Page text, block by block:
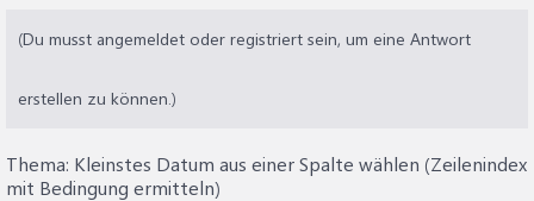
(Du musst angemeldet oder registriert sein, um eine Antwort
erstellen zu können.)
Thema: Kleinstes Datum aus einer Spalte wählen (Zeilenindex
mit Bedingung ermitteln)